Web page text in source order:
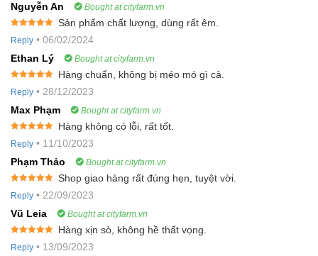
Nguyễn An Bought at cityfarm.vn
of 5
Sản phẩm chất lượng, dùng rất êm.
Reply • 06/02/2024
Ethan Lý
Bought at cityfarm.vn
of 5
Hàng chuẩn, không bị méo mó gì cả.
Reply • 28/12/2023
Max Phạm
Bought at cityfarm.vn
of 5
Hàng không có lỗi, rất tốt.
Reply • 11/10/2023
Phạm Thảo
Bought at cityfarm.vn
of 5
Shop giao hàng rất đúng hẹn, tuyệt vời.
Reply • 22/09/2023
Vũ Leia
Bought at cityfarm.vn
of 5
Hàng xịn sò, không hề thất vọng.
Reply • 13/09/2023